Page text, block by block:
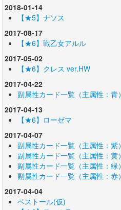
2018-01-14
【★5】ナソス
2017-08-17
【★6】戦乙女アルル
2017-05-02
【★6】クレス ver.HW
2017-04-22
副属性カード一覧（主属性：青）
2017-04-13
【★6】ローゼマ
2017-04-07
副属性カード一覧（主属性：紫）
副属性カード一覧（主属性：黄）
副属性カード一覧（主属性：緑）
副属性カード一覧（主属性：赤）
2017-04-04
ベストール(仮)